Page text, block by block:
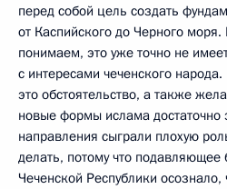
перед собой цель создать
от Каспийского до Черного
понимаем, это уже точно не
с интересами чеченского
это обстоятельство, а также
новые формы ислама достаточно
направления сыграли плохую
делать, потому что подавляющее
Чеченской Республики осознало,